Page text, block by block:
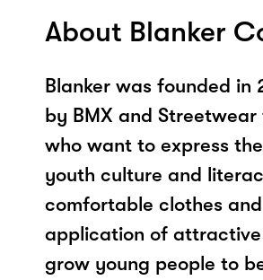
About Blanker
Blanker was founded in
by BMX and Streetwear
who want to express
youth culture and
comfortable clothes
application of
grow young people to